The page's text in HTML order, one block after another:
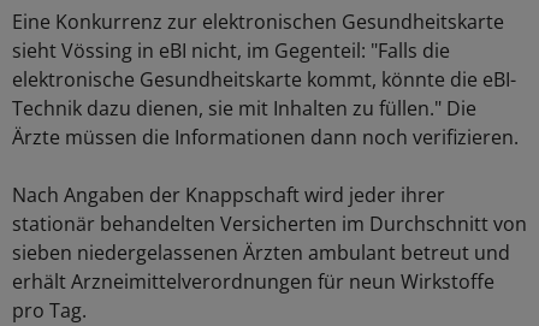
Eine Konkurrenz zur elektronischen Gesundheitskarte
sieht Vössing in eBI nicht, im Gegenteil: "Falls die
elektronische Gesundheitskarte kommt, könnte die eBI-
Technik dazu dienen, sie mit Inhalten zu füllen." Die
Ärzte müssen die Informationen dann noch verifizieren.
Nach Angaben der Knappschaft wird jeder ihrer
stationär behandelten Versicherten im Durchschnitt von
sieben niedergelassenen Ärzten ambulant betreut und
erhält Arzneimittelverordnungen für neun Wirkstoffe
pro Tag.